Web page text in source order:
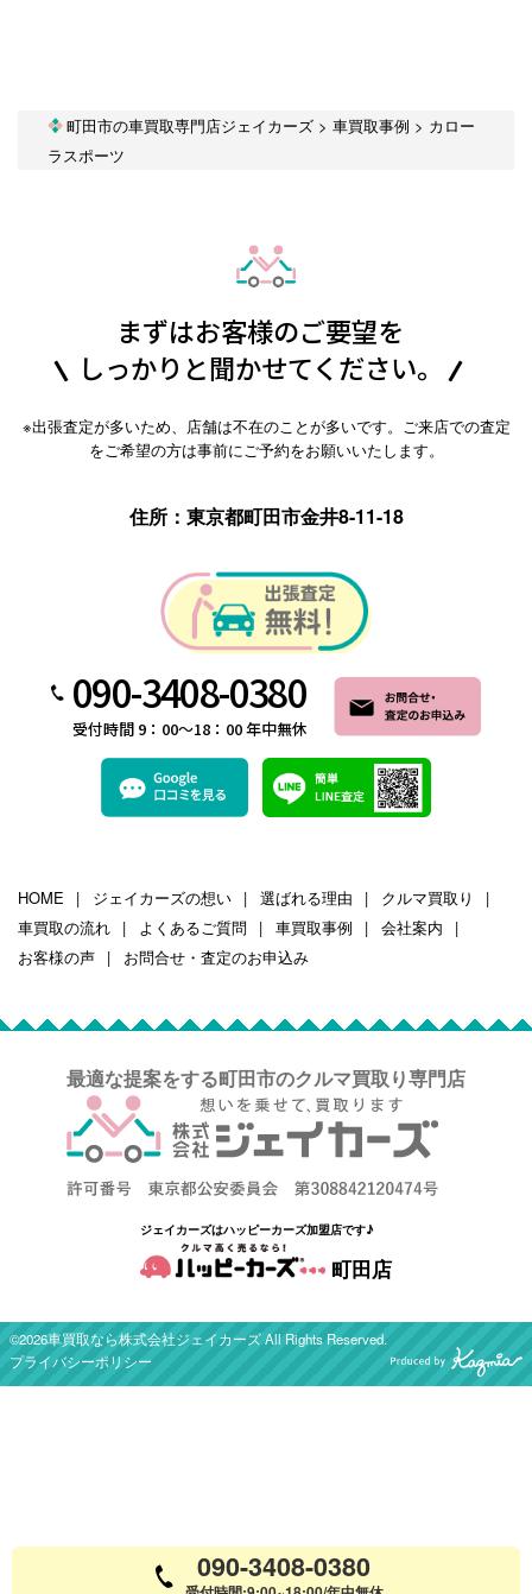
町田市の車買取専門店ジェイカーズ> 車買取事例 > カロー
ラスポーツ
まずはお客様のご要望を
しっかりと聞かせてください。
※出張査定が多いため、店舗は不在のことが多いです。ご来店での査定
をご希望の方は事前にご予約をお願いいたします。
住所：東京都町田市金井8-11-18
090-3408-0380
受付時間 9：00～18：00 年中無休
HOME ジェイカーズの想い 選ばれる理由
クルマ買取り
車買取の流れ
よくあるご質問 車買取事例
会社案内
お客様の声
お問合せ・査定のお申込み
最適な提案をする町田市のクルマ買取り専門店
ジェイカーズはハッピーカーズ加盟店です♪
町田店
©2026車買取なら株式会社ジェイカーズ All Rights Reserved.
プライバシーポリシー
090-3408-0380